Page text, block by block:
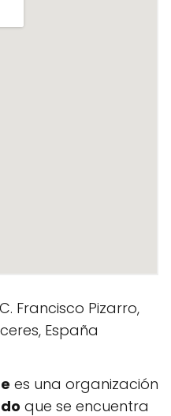
es una organización
que se encuentra